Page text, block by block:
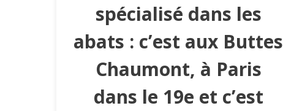
spécialisé dans les
abats : c’est aux Buttes
Chaumont, à Paris
dans le 19e et c’est